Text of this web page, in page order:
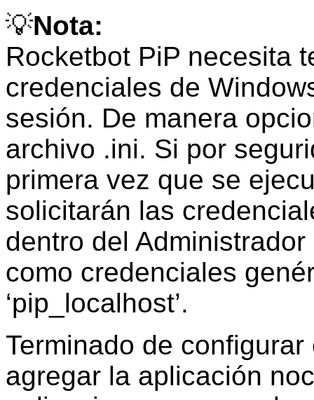
💡Nota:
Rocketbot PiP necesita
credenciales de
sesión. De manera
archivo .ini. Si por
primera vez que se
solicitarán las
dentro del
como credenciales
‘pip_localhost’.
Terminado de
agregar la aplicación